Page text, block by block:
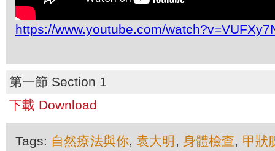
https://www.youtube.com/
第一節 Section 1
下載 Download
Tags: 自然療法與你,袁大明 , 身體檢查, 甲狀